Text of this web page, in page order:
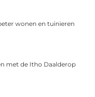
wonen en tuinieren
met de Itho Daalderop